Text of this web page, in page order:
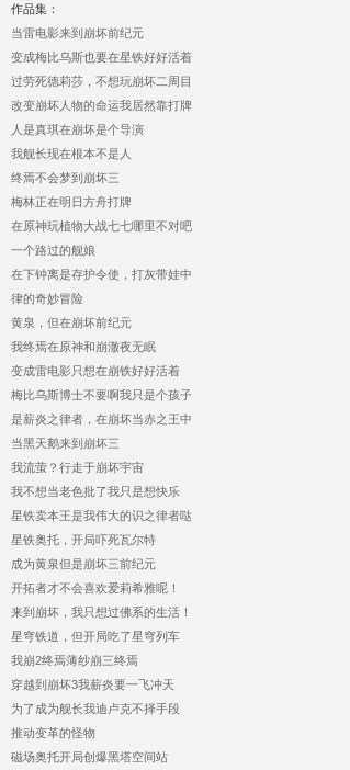
作品集：
当雷电影来到崩坏前纪元
变成梅比乌斯也要在星铁好好活着
过劳死德莉莎，不想玩崩坏二周目
改变崩坏人物的命运我居然靠打牌
人是真琪在崩坏是个导演
我舰长现在根本不是人
终焉不会梦到崩坏三
梅林正在明日方舟打牌
在原神玩植物大战七七哪里不对吧
一个路过的舰娘
在下钟离是存护令使，打灰带娃中
律的奇妙冒险
黄泉，但在崩坏前纪元
我终焉在原神和崩澈夜无眠
变成雷电影只想在崩铁好好活着
梅比乌斯博士不要啊我只是个孩子
是薪炎之律者，在崩坏当赤之王中
当黑天鹅来到崩坏三
我流萤？行走于崩坏宇宙
我不想当老色批了我只是想快乐
星铁卖本王是我伟大的识之律者哒
星铁奥托，开局吓死瓦尔特
成为黄泉但是崩坏三前纪元
开拓者才不会喜欢爱莉希雅呢！
来到崩坏，我只想过佛系的生活！
星穹铁道，但开局吃了星穹列车
我崩2终焉薄纱崩三终焉
穿越到崩坏3我薪炎要一飞冲天
为了成为舰长我迪卢克不择手段
推动变革的怪物
磁场奥托开局创爆黑塔空间站